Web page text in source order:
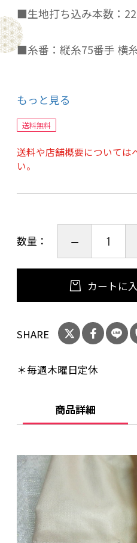
■生地打ち込み本数：
■糸番：縦糸75番手 横
■丸洗い出来ます
■日本製
*驚きのダニ通過率
め。アレルギー対策に！
*価格は枕カバー1枚の
*カバーの開閉方法は一
人の手により1枚1枚当
*色イメージが異なると
さい。
*ヤマト運輸メール便（
でお送りします。ポスト
数商品と同梱出荷のと
もっと見る
送料無料
送料や店舗概要については
い。
数量：
カートに
SHARE
＊毎週木曜日定休
商品詳細